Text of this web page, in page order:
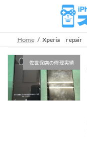
Home Xperia repair
佐世保店の修理実績